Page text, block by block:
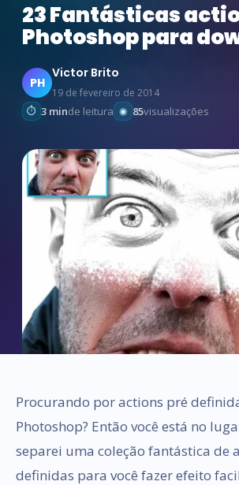
23 Fantásticas
Photoshop para
PH
Victor Brito
19 de fevereiro de 2014
3 minde leitura 85visualizações
Procurando por actions pré
Photoshop? Então você está no
separei uma coleção fantástica de
definidas para você fazer efeito